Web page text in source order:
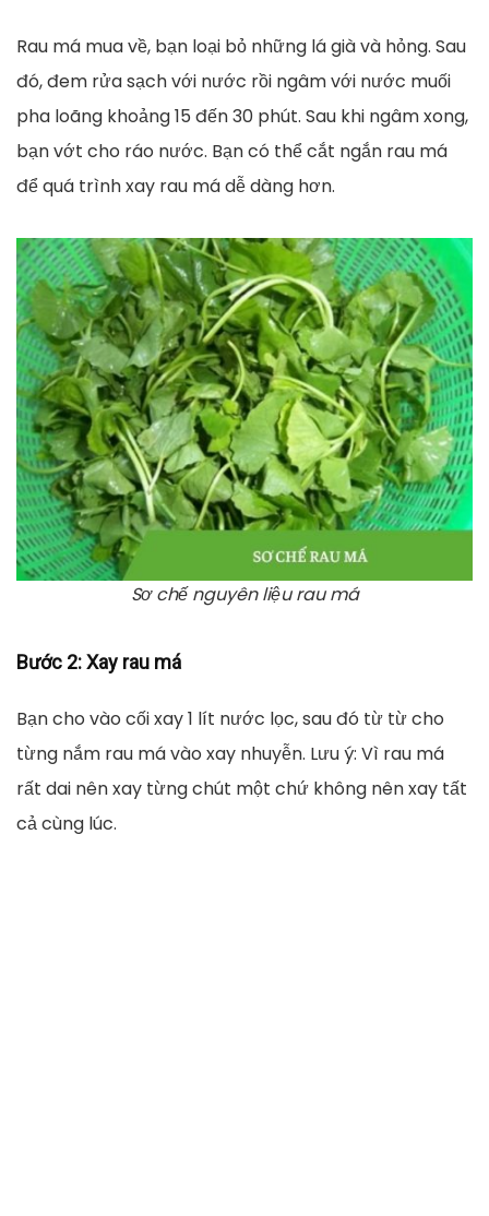
Rau má mua về, bạn loại bỏ những lá già và hỏng. Sau
đó, đem rửa sạch với nước rồi ngâm với nước muối
pha loãng khoảng 15 đến 30 phút. Sau khi ngâm xong,
bạn vớt cho ráo nước. Bạn có thể cắt ngắn rau má
để quá trình xay rau má dễ dàng hơn.
Sơ chế nguyên liệu rau má
Bước 2: Xay rau má
Bạn cho vào cối xay 1 lít nước lọc, sau đó từ từ cho
từng nắm rau má vào xay nhuyễn. Lưu ý: Vì rau má
rất dai nên xay từng chút một chứ không nên xay tất
cả cùng lúc.